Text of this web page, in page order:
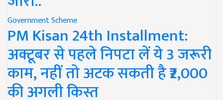
Government Scheme
PM Kisan 24th Installment:
अक्टूबर से पहले निपटा लें ये 3 जरूरी
काम, नहीं तो अटक सकती है ₹2,000
की अगली किस्त